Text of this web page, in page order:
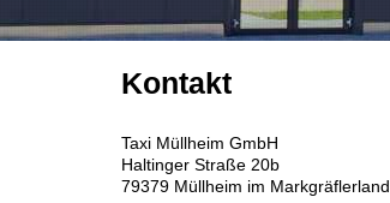
Kontakt
Taxi Müllheim GmbH
Haltinger Straße 20b
79379 Müllheim im Markgräflerland